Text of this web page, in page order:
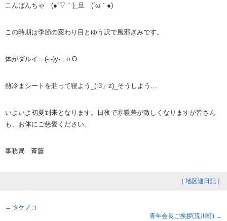
こんばんちゃ (●´▽｀)_旦 (´ω｀●)
この時期は季節の変わり目とゆう訳で風邪ぎみです。
体がダルイ…(-.-)y-., o O
熱冷まシートを貼って寝よう_(:3」z)_そうしよう…
いよいよ初夏到来となります。日夜で寒暖差が激しくなりますが皆さん
も、お体にご慈愛ください。
事務局 斉藤
地区連日記
← タケノコ
青年会長ご挨拶(荒川町) →